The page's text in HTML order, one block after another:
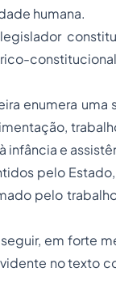
humana.
enumera
e
pelo
pelo
em forte
no texto